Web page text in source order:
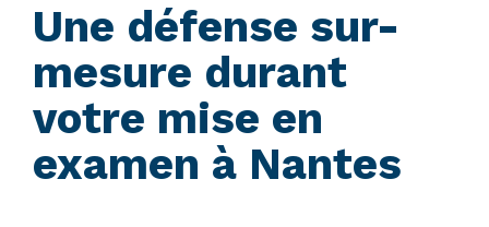
Une défense sur-
mesure durant
votre mise en
examen à Nantes